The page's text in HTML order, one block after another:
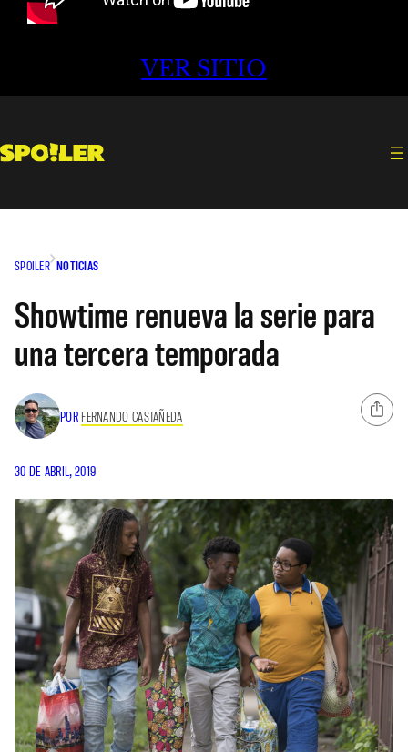
VER SITIO
SPOILER NOTICIAS
Showtime renueva la serie para
una tercera temporada
POR FERNANDO CASTAÑEDA
30 DE ABRIL, 2019